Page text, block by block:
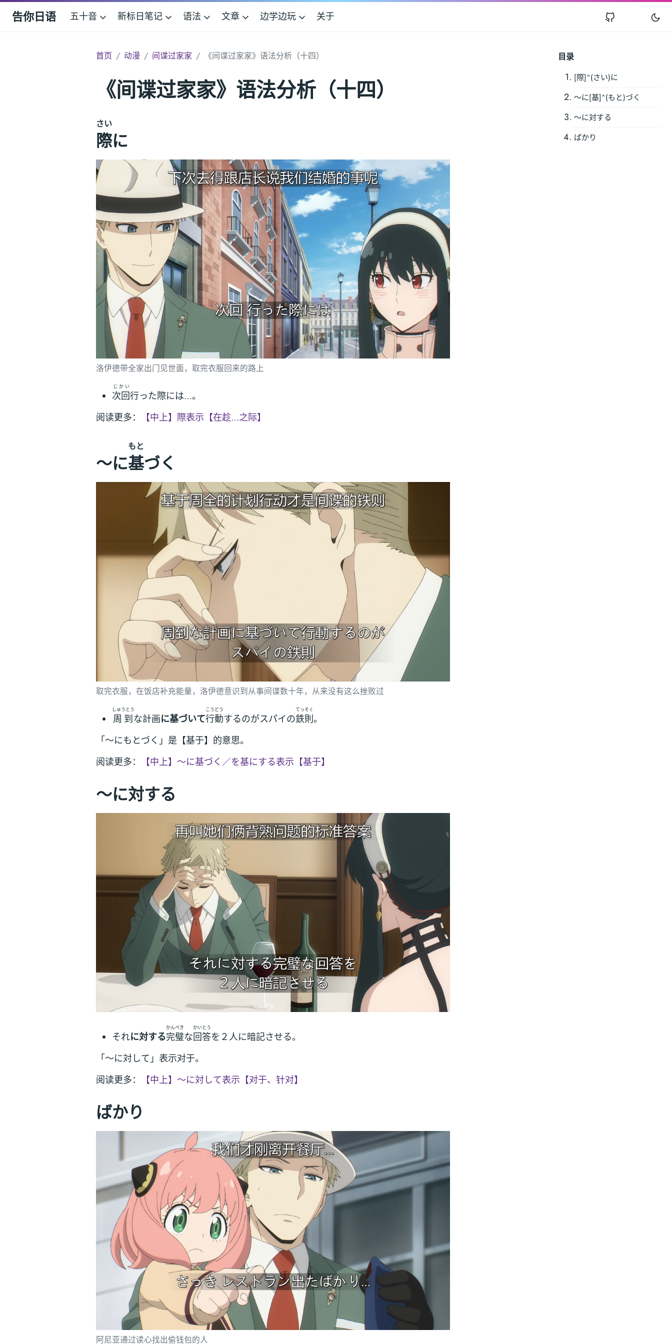
告你日语 五十音 新标日笔记 语法 文章 边学边玩 关于
目录
[際]^(さい)に
～に[基]^(もと)づく
～に対する
ばかり
首页 动漫 间谍过家家 《间谍过家家》语法分析（十四）
《间谍过家家》语法分析（十四）
際
さい
に
洛伊德带全家出门见世面，取完衣服回来的路上
次回
じかい
行った際には…。
阅读更多：
【中上】際表示【在趁…之际】
～に基
もと
づく
取完衣服，在饭店补充能量，洛伊德意识到从事间谍数十年，从来没有这么挫败过
周到
しゅうとう
な計画に基づいて行動
こうどう
するのがスパイの鉄則
てっそく
。
「～にもとづく」是【基于】的意思。
阅读更多：
【中上】～に基づく／を基にする表示【基于】
～に対する
それに対する完璧
かんぺき
な回答
かいとう
を２人に暗記させる。
「～に対して」表示对于。
阅读更多：
【中上】～に対して表示【对于、针对】
ばかり
阿尼亚通过读心找出偷钱包的人